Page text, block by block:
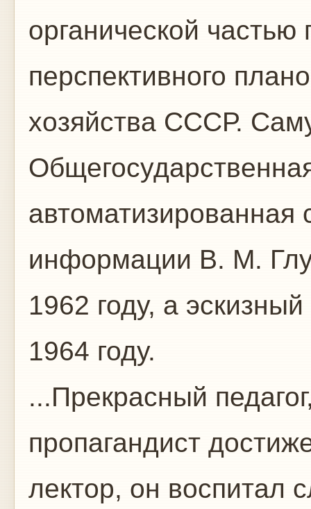
органической частью
перспективного
хозяйства СССР.
автоматизированная
информации В. М.
1962 году, а
1964 году.
...Прекрасный
пропагандист
лектор, он воспитал